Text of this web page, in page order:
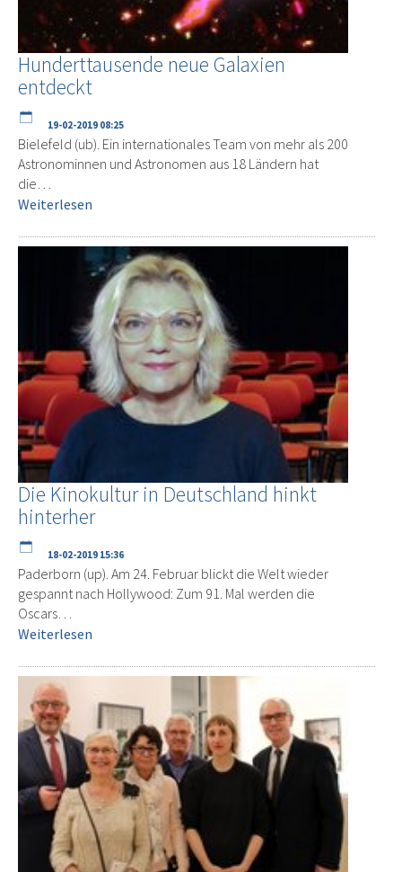
Hunderttausende neue Galaxien
entdeckt
19-02-2019 08:25
Bielefeld (ub). Ein internationales Team von mehr als 200
Astronominnen und Astronomen aus 18 Ländern hat
die…
Weiterlesen
Die Kinokultur in Deutschland hinkt
hinterher
18-02-2019 15:36
Paderborn (up). Am 24. Februar blickt die Welt wieder
gespannt nach Hollywood: Zum 91. Mal werden die
Oscars…
Weiterlesen